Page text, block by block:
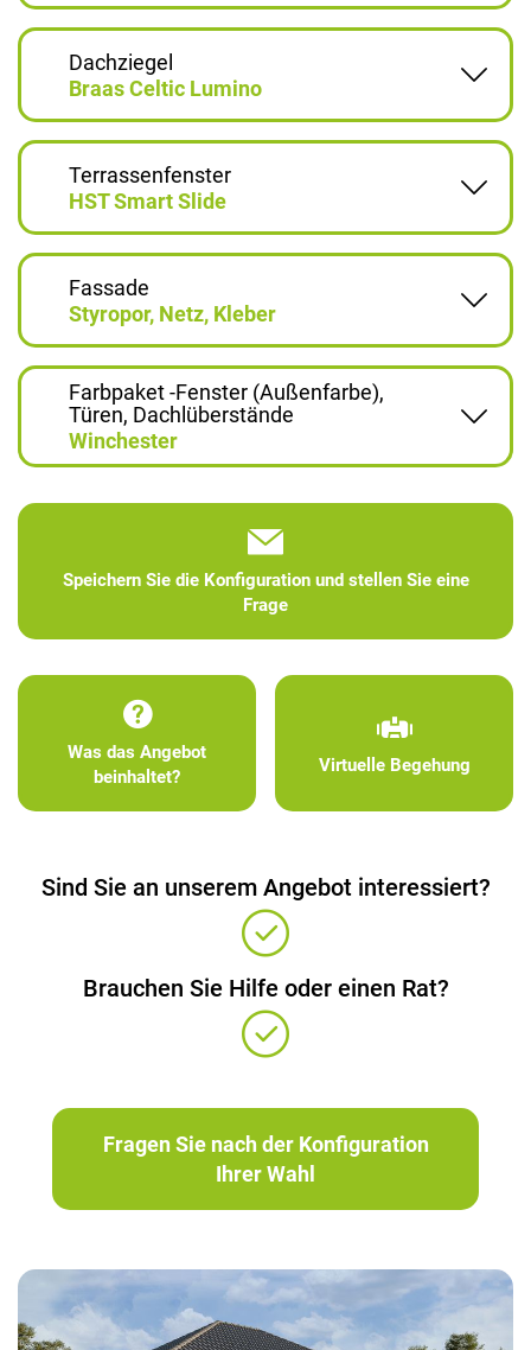
Dachziegel
Braas Celtic Lumino
Terrassenfenster
HST Smart Slide
Fassade
Styropor, Netz, Kleber
Farbpaket -Fenster (Außenfarbe),
Türen, Dachlüberstände
Winchester
Speichern Sie die Konfiguration und stellen Sie eine
Frage
Was das Angebot
beinhaltet?
Virtuelle Begehung
Sind Sie an unserem Angebot interessiert?
Brauchen Sie Hilfe oder einen Rat?
Fragen Sie nach der Konfiguration
Ihrer Wahl